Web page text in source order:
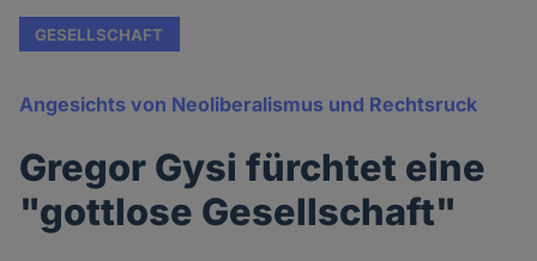
GESELLSCHAFT
Angesichts von Neoliberalismus und Rechtsruck
Gregor Gysi fürchtet eine
"gottlose Gesellschaft"